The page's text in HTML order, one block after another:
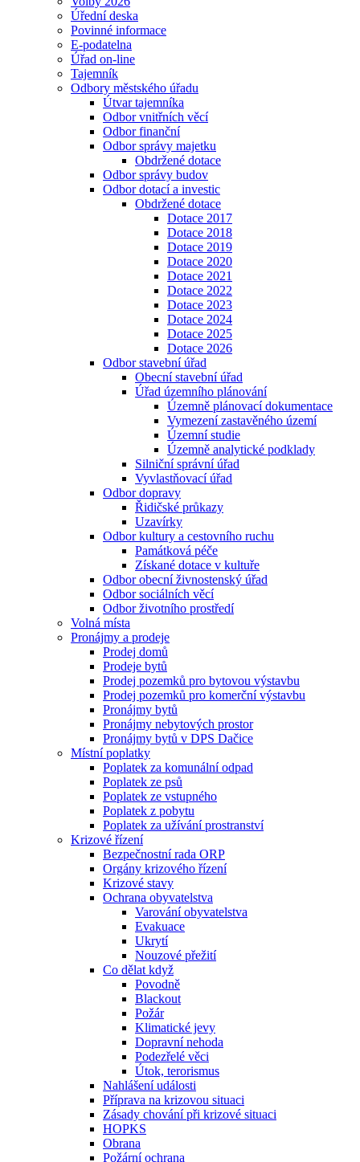
Úřední deska
Povinné informace
E-podatelna
Úřad on-line
Tajemník
Odbory městského úřadu
Útvar tajemníka
Odbor vnitřních věcí
Odbor finanční
Odbor správy majetku
Obdržené dotace
Odbor správy budov
Odbor dotací a investic
Obdržené dotace
Dotace 2017
Dotace 2018
Dotace 2019
Dotace 2020
Dotace 2021
Dotace 2022
Dotace 2023
Dotace 2024
Dotace 2025
Dotace 2026
Odbor stavební úřad
Obecní stavební úřad
Úřad územního plánování
Územně plánovací dokumentace
Vymezení zastavěného území
Územní studie
Územně analytické podklady
Silniční správní úřad
Vyvlastňovací úřad
Odbor dopravy
Řidičské průkazy
Uzavírky
Odbor kultury a cestovního ruchu
Památková péče
Získané dotace v kultuře
Odbor obecní živnostenský úřad
Odbor sociálních věcí
Odbor životního prostředí
Volná místa
Pronájmy a prodeje
Prodej domů
Prodeje bytů
Prodej pozemků pro bytovou výstavbu
Prodej pozemků pro komerční výstavbu
Pronájmy bytů
Pronájmy nebytových prostor
Pronájmy bytů v DPS Dačice
Místní poplatky
Poplatek za komunální odpad
Poplatek ze psů
Poplatek ze vstupného
Poplatek z pobytu
Poplatek za užívání prostranství
Krizové řízení
Bezpečnostní rada ORP
Orgány krizového řízení
Krizové stavy
Ochrana obyvatelstva
Varování obyvatelstva
Evakuace
Ukrytí
Nouzové přežití
Co dělat když
Povodně
Blackout
Požár
Klimatické jevy
Dopravní nehoda
Podezřelé věci
Útok, terorismus
Nahlášení události
Příprava na krizovou situaci
Zásady chování při krizové situaci
HOPKS
Obrana
Požární ochrana